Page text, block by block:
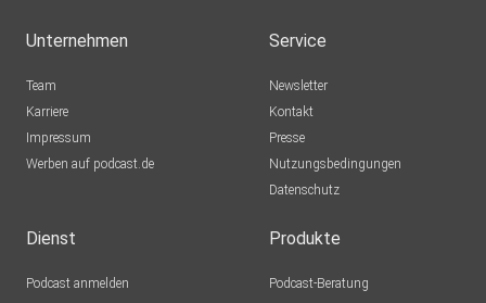
Unternehmen
Team
Karriere
Impressum
Werben auf podcast.de
Service
Newsletter
Kontakt
Presse
Nutzungsbedingungen
Datenschutz
Dienst
Podcast anmelden
Produkte
Podcast-Beratung